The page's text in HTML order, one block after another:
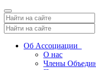
Toggle
navigation
Об Ассоциации
О нас
Члены